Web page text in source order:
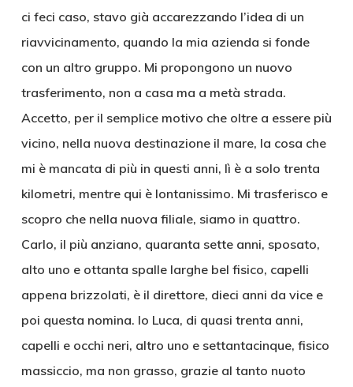
ci feci caso, stavo già accarezzando l’idea di un
riavvicinamento, quando la mia azienda si fonde
con un altro gruppo. Mi propongono un nuovo
trasferimento, non a casa ma a metà strada.
Accetto, per il semplice motivo che oltre a essere più
vicino, nella nuova destinazione il mare, la cosa che
mi è mancata di più in questi anni, lì è a solo trenta
kilometri, mentre qui è lontanissimo. Mi trasferisco e
scopro che nella nuova filiale, siamo in quattro.
Carlo, il più anziano, quaranta sette anni, sposato,
alto uno e ottanta spalle larghe bel fisico, capelli
appena brizzolati, è il direttore, dieci anni da vice e
poi questa nomina. Io Luca, di quasi trenta anni,
capelli e occhi neri, altro uno e settantacinque, fisico
massiccio, ma non grasso, grazie al tanto nuoto